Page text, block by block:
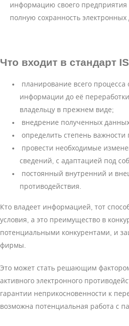
информацию своего предприятия
полную сохранность
Что входит в стандарт
планирование всего процесса
информации до её
владельцу в прежнем виде;
внедрение полученных
определить степень важности
провести необходимые
сведений, с адаптацией под
постоянный внутренний и
противодействия.
Кто владеет информацией, тот
условия, а это преимущество в
потенциальными конкурентами, и
фирмы.
Это может стать решающим
активного электронного
гарантии неприкосновенности к
возможна потенциальная работа с